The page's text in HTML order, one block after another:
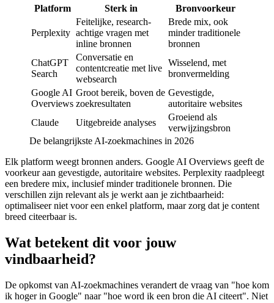
Platform Sterk in Bronvoorkeur
Perplexity
Feitelijke, research-
achtige vragen met
inline bronnen
Brede mix, ook
minder traditionele
bronnen
ChatGPT
Search
Conversatie en
contentcreatie met live
websearch
Wisselend, met
bronvermelding
Google AI
Overviews
Groot bereik, boven de
zoekresultaten
Gevestigde,
autoritaire websites
Claude
Uitgebreide analyses
Groeiend als
verwijzingsbron
De belangrijkste AI-zoekmachines in 2026
Elk platform weegt bronnen anders. Google AI Overviews geeft de
voorkeur aan gevestigde, autoritaire websites. Perplexity raadpleegt
een bredere mix, inclusief minder traditionele bronnen. Die
verschillen zijn relevant als je werkt aan je zichtbaarheid:
optimaliseer niet voor een enkel platform, maar zorg dat je content
breed citeerbaar is.
Wat betekent dit voor jouw
vindbaarheid?
De opkomst van AI-zoekmachines verandert de vraag van "hoe kom
ik hoger in Google" naar "hoe word ik een bron die AI citeert". Niet